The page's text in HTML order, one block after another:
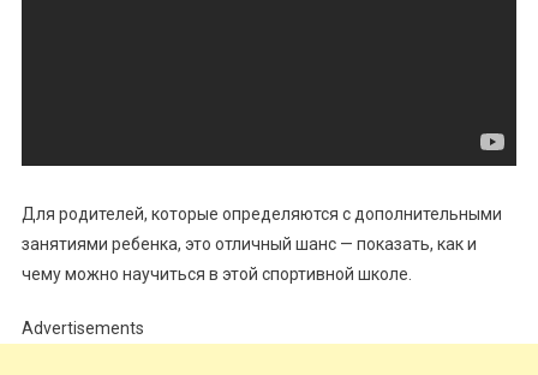
Для родителей, которые определяются с дополнительными
занятиями ребенка, это отличный шанс — показать, как и
чему можно научиться в этой спортивной школе.
Advertisements